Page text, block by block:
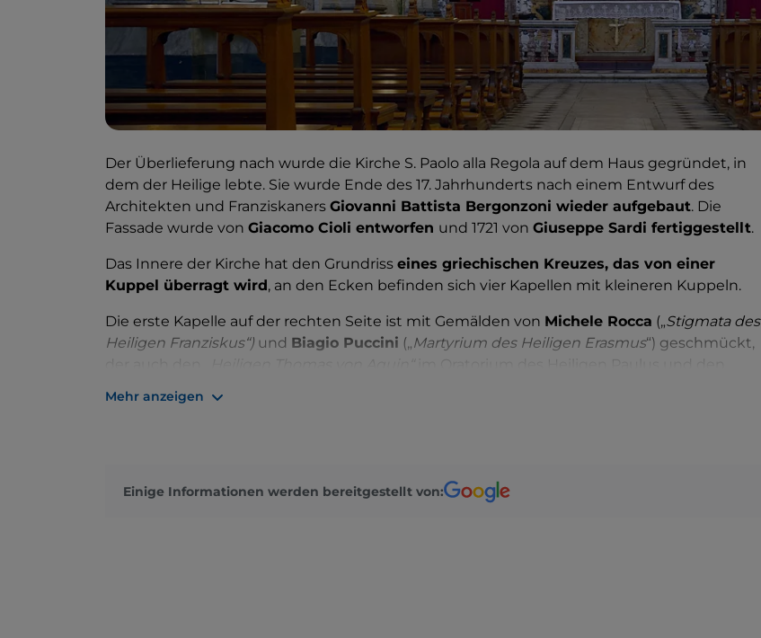
Der Überlieferung nach wurde die Kirche S. Paolo alla Regola auf dem Haus gegründet, in
dem der Heilige lebte. Sie wurde Ende des 17. Jahrhunderts nach einem Entwurf des
Architekten und Franziskaners Giovanni Battista Bergonzoni wieder aufgebaut. Die
Fassade wurde von Giacomo Cioli entworfen und 1721 von Giuseppe Sardi fertiggestellt.
Das Innere der Kirche hat den Grundriss eines griechischen Kreuzes, das von einer
Kuppel überragt wird , an den Ecken befinden sich vier Kapellen mit kleineren Kuppeln.
Die erste Kapelle auf der rechten Seite ist mit Gemälden von Michele Rocca („Stigmata des
Heiligen Franziskus“) und Biagio Puccini („Martyrium des Heiligen Erasmus“) geschmückt,
befindet sich der Freskenzyklus von
Giacinto Calandrucci: „Heiliger Antonius von Padua“und die „
. In der dritten Kapelle auf der linken Seite befindet sich eine „
Mehr anzeigen
Einige Informationen werden bereitgestellt von: